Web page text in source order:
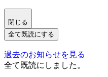
閉じる
全て既読にする
過去のお知らせを見る
全て既読にしました。